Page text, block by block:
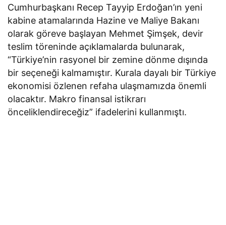
Cumhurbaşkanı Recep Tayyip Erdoğan’ın yeni
kabine atamalarında Hazine ve Maliye Bakanı
olarak göreve başlayan Mehmet Şimşek, devir
teslim töreninde açıklamalarda bulunarak,
“Türkiye’nin rasyonel bir zemine dönme dışında
bir seçeneği kalmamıştır. Kurala dayalı bir Türkiye
ekonomisi özlenen refaha ulaşmamızda önemli
olacaktır. Makro finansal istikrarı
önceliklendireceğiz” ifadelerini kullanmıştı.